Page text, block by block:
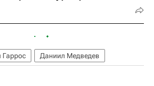
Гаррос Даниил Медведев